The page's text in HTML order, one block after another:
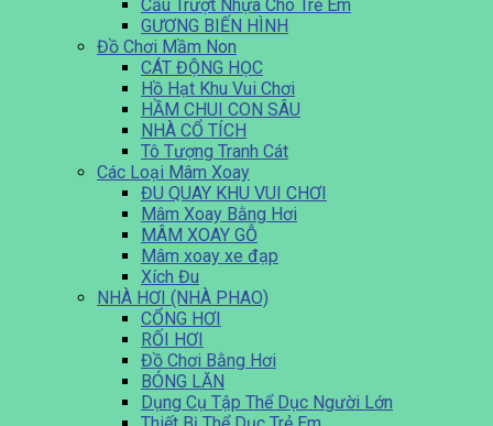
Cầu Trượt Nhựa Cho Trẻ Em
GƯƠNG BIẾN HÌNH
Đồ Chơi Mầm Non
CÁT ĐỘNG HỌC
Hồ Hạt Khu Vui Chơi
HẦM CHUI CON SÂU
NHÀ CỔ TÍCH
Tô Tượng Tranh Cát
Các Loại Mâm Xoay
ĐU QUAY KHU VUI CHƠI
Mâm Xoay Bằng Hơi
MÂM XOAY GỖ
Mâm xoay xe đạp
Xích Đu
NHÀ HƠI (NHÀ PHAO)
CỔNG HƠI
RỐI HƠI
Đồ Chơi Bằng Hơi
BÓNG LĂN
Dụng Cụ Tập Thể Dục Người Lớn